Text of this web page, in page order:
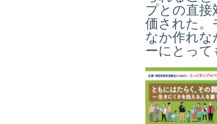
プとの直接
価された。
なか作れ
ーにとっ